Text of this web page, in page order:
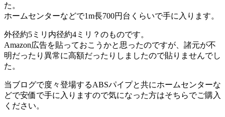
た。
ホームセンターなどで1m長700円台くらいで手に入ります。
外径約5ミリ内径約4ミリ？のものです。
Amazon広告を貼っておこうかと思ったのですが、諸元が不
明だったり異常に高額だったりしましたので貼りませんでし
た。
当ブログで度々登場するABSパイプと共にホームセンターな
どで安価で手に入りますので気になった方はそちらでご購入
ください。